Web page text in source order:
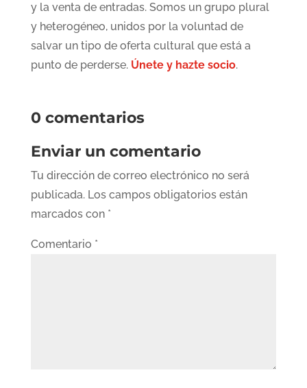
y la venta de entradas. Somos un grupo plural
y heterogéneo, unidos por la voluntad de
salvar un tipo de oferta cultural que está a
punto de perderse. Únete y hazte socio.
0 comentarios
Enviar un comentario
Tu dirección de correo electrónico no será
publicada. Los campos obligatorios están
marcados con *
Comentario *